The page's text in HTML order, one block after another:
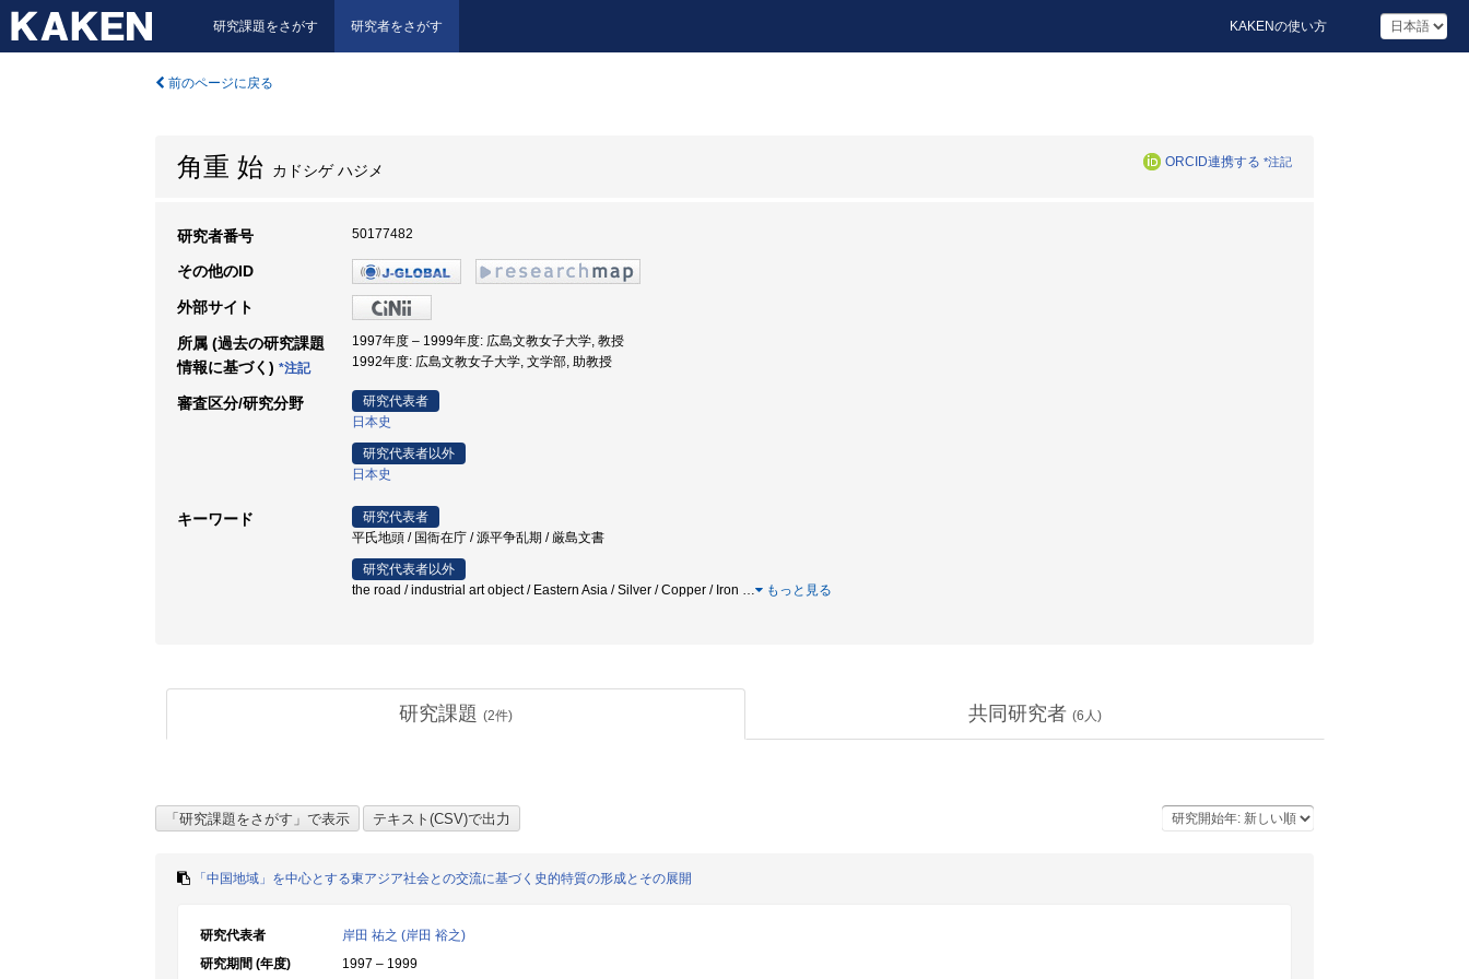
研究課題をさがす 研究者をさがす KAKENの使い方
前のページに戻る
角重 始 カドシゲ ハジメ ORCID連携する *注記
研究者番号 50177482
その他のID
外部サイト
所属 (過去の研究課題
情報に基づく) *注記
1997年度 – 1999年度: 広島文教女子大学, 教授
1992年度: 広島文教女子大学, 文学部, 助教授
審査区分/研究分野
研究代表者
日本史
研究代表者以外
日本史
キーワード
研究代表者
平氏地頭 / 国衙在庁 / 源平争乱期 / 厳島文書
研究代表者以外
the road / industrial art object / Eastern Asia / Silver / Copper / Iron … もっと見る
研究課題 (2件) 共同研究者 (6 人)
「中国地域」を中心とする東アジア社会との交流に基づく史的特質の形成とその展開
研究代表者
岸田 祐之 (岸田 裕之)
研究期間 (年度)
1997 – 1999